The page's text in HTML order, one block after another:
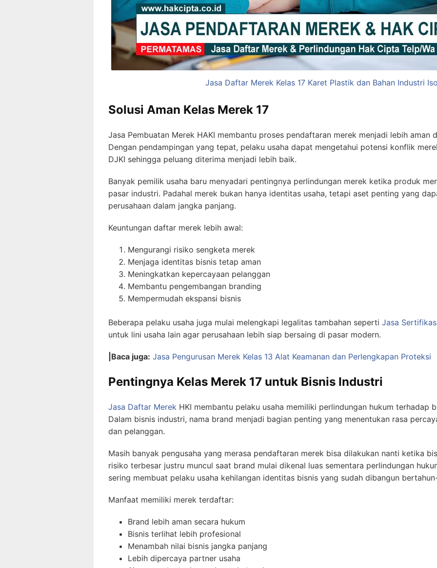
Jasa Daftar Merek Kelas 17 Karet Plastik dan Bahan Industri
Solusi Aman Kelas Merek 17
Jasa Pembuatan Merek HAKI membantu proses pendaftaran merek menjadi lebih aman
Dengan pendampingan yang tepat, pelaku usaha dapat mengetahui potensi konflik
DJKI sehingga peluang diterima menjadi lebih baik.
Banyak pemilik usaha baru menyadari pentingnya perlindungan merek ketika produk
pasar industri. Padahal merek bukan hanya identitas usaha, tetapi aset penting yang
perusahaan dalam jangka panjang.
Keuntungan daftar merek lebih awal:
Mengurangi risiko sengketa merek
Menjaga identitas bisnis tetap aman
Meningkatkan kepercayaan pelanggan
Membantu pengembangan branding
Mempermudah ekspansi bisnis
Beberapa pelaku usaha juga mulai melengkapi legalitas tambahan seperti Jasa
untuk lini usaha lain agar perusahaan lebih siap bersaing di pasar modern.
|Baca juga: Jasa Pengurusan Merek Kelas 13 Alat Keamanan dan Perlengkapan Proteksi
Pentingnya Kelas Merek 17 untuk Bisnis Industri
Jasa Daftar Merek HKI membantu pelaku usaha memiliki perlindungan hukum terhadap
Dalam bisnis industri, nama brand menjadi bagian penting yang menentukan rasa
dan pelanggan.
Masih banyak pengusaha yang merasa pendaftaran merek bisa dilakukan nanti ketika
risiko terbesar justru muncul saat brand mulai dikenal luas sementara perlindungan
sering membuat pelaku usaha kehilangan identitas bisnis yang sudah dibangun
Manfaat memiliki merek terdaftar:
Brand lebih aman secara hukum
Bisnis terlihat lebih profesional
Menambah nilai bisnis jangka panjang
Lebih dipercaya partner usaha